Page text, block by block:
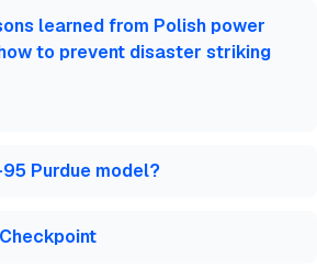
learned from Polish power
to prevent disaster striking
Purdue model?